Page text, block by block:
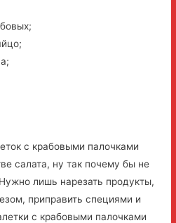
с крабовыми палочками
салата, ну так почему бы не
лишь нарезать продукты,
приправить специями и
с крабовыми палочками